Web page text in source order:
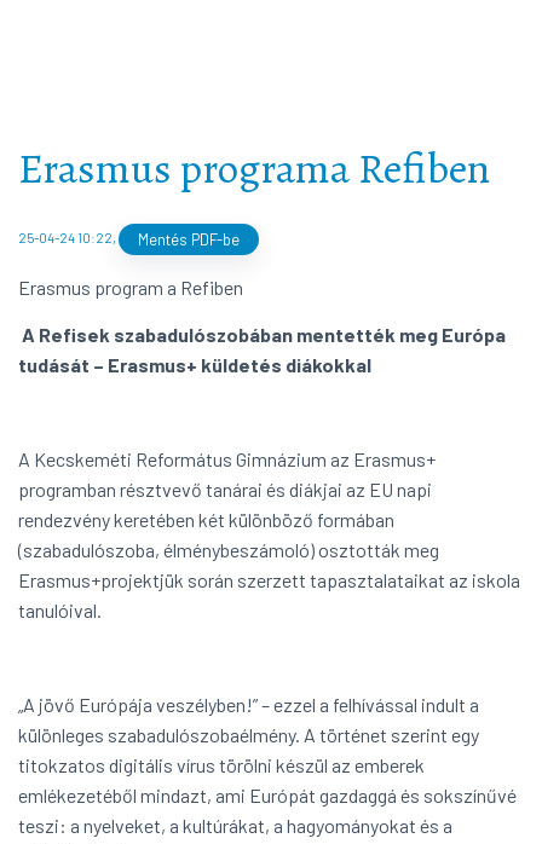
Erasmus programa Refiben
25-04-24 10:22, Mentés PDF-be
Erasmus program a Refiben
A Refisek szabadulószobában mentették meg Európa
tudását – Erasmus+ küldetés diákokkal
A Kecskeméti Református Gimnázium az Erasmus+
programban résztvevő tanárai és diákjai az EU napi
rendezvény keretében két különböző formában
(szabadulószoba, élménybeszámoló) osztották meg
Erasmus+projektjük során szerzett tapasztalataikat az iskola
tanulóival.
„A jövő Európája veszélyben!” – ezzel a felhívással indult a
különleges szabadulószobaélmény. A történet szerint egy
titokzatos digitális vírus törölni készül az emberek
emlékezetéből mindazt, ami Európát gazdaggá és sokszínűvé
teszi: a nyelveket, a kultúrákat, a hagyományokat és a